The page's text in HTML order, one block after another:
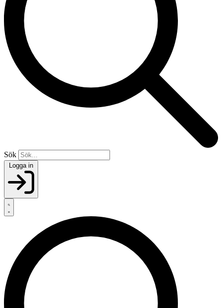
Sök
Logga in